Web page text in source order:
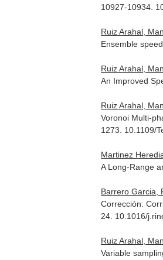
10927-10934.
Ruiz Arahal,
Ensemble
Ruiz Arahal,
An Improved
Ruiz Arahal,
Voronoi Multi-
1273. 10.1109/
Martinez
A Long-Range
Barrero Garcia,
Corrección:
24. 10.1016/
Ruiz Arahal,
Variable